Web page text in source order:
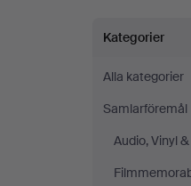
på
Kategorier
Alla kategorier
Samlarföremål
Audio, Vinyl